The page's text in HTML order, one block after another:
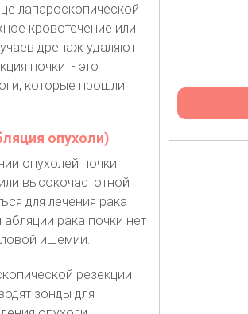
лапароскопической
кровотечение или
дренаж удаляют
почки - это
которые прошли
опухоли)
опухолей почки.
высокочастотной
для лечения рака
рака почки нет
ишемии.
резекции
зонды для